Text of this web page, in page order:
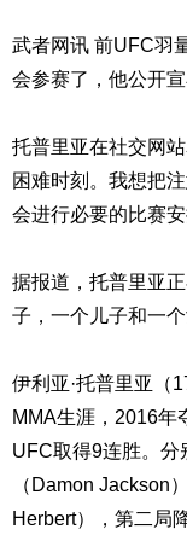
武者网讯 前UFC羽
会参赛了，他公开
托普里亚在社交网
困难时刻。我想把
会进行必要的比赛
据报道，托普里亚
子，一个儿子和一个
伊利亚·托普里亚（
MMA生涯，2016年
UFC取得9连胜。分
（Damon Jackson
Herbert），第二局